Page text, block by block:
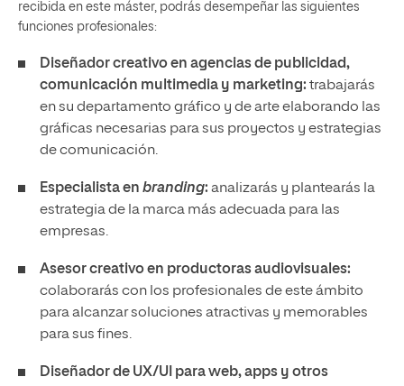
recibida en este máster, podrás desempeñar las siguientes
funciones profesionales:
Diseñador creativo en agencias de publicidad,
comunicación multimedia y marketing: trabajarás
en su departamento gráfico y de arte elaborando las
gráficas necesarias para sus proyectos y estrategias
de comunicación.
Especialista en branding: analizarás y plantearás la
estrategia de la marca más adecuada para las
empresas.
Asesor creativo en productoras audiovisuales:
colaborarás con los profesionales de este ámbito
para alcanzar soluciones atractivas y memorables
para sus fines.
Diseñador de UX/UI para web, apps y otros